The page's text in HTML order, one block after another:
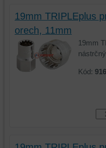
19mm TRIPLEplus
orech, 11mm
19mm
Kód: